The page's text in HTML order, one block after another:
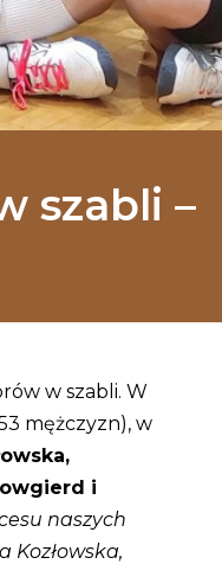
szabli –
w szabli. W
mężczyzn), w
i
naszych
Kozłowska,